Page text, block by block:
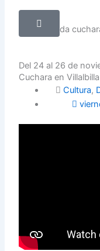
Del 24 al 26 de
Cuchara en Villalbilla
Cultura,